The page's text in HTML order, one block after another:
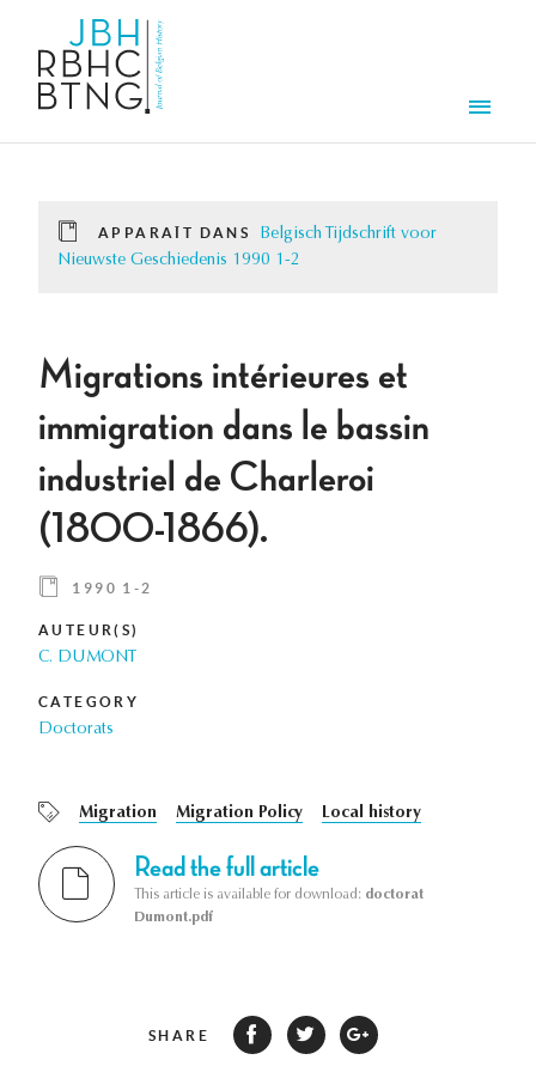
APPARAÎT DANS
Belgisch Tijdschrift voor
Nieuwste Geschiedenis 1990 1-2
Migrations intérieures et
immigration dans le bassin
industriel de Charleroi
(1800-1866).
1990 1-2
AUTEUR(S)
C. DUMONT
CATEGORY
Doctorats
Migration Migration Policy Local history
Read the full article
This article is available for download: doctorat
Dumont.pdf
SHARE